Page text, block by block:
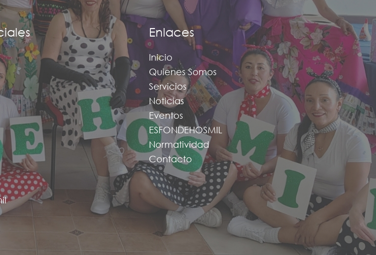
Enlaces
Inicio
Quienes Somos
Servicios
Noticias
Eventos
ESFONDEHOSMIL
Normatividad
Contacto